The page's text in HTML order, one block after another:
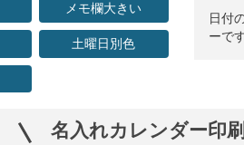
メモ欄大きい
土曜日別色
日付
ーです
名入れカレンダー印